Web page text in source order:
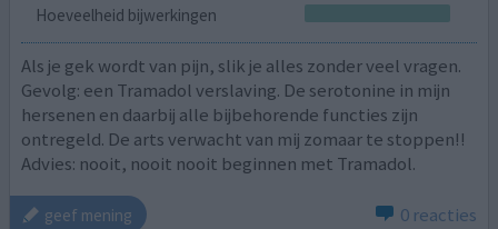
Hoeveelheid bijwerkingen
Als je gek wordt van pijn, slik je alles zonder veel vragen.
Gevolg: een Tramadol verslaving. De serotonine in mijn
hersenen en daarbij alle bijbehorende functies zijn
ontregeld. De arts verwacht van mij zomaar te stoppen!!
Advies: nooit, nooit nooit beginnen met Tramadol.
geef mening 0 reacties